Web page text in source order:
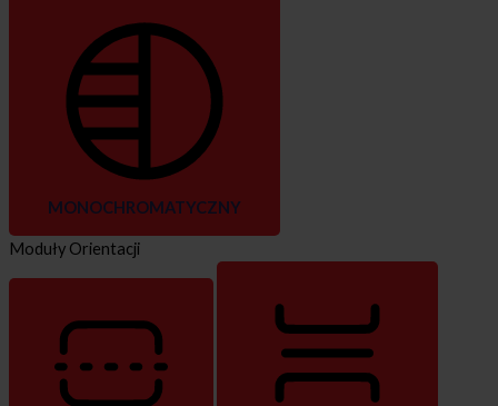
MONOCHROMATYCZNY
Moduły Orientacji